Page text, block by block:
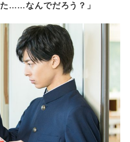
た……なんでだろう？」